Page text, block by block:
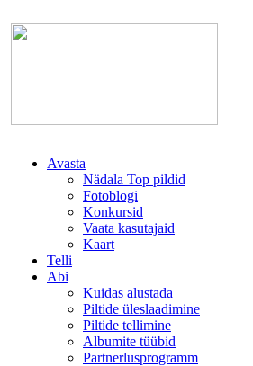
Avasta
Nädala Top pildid
Fotoblogi
Konkursid
Vaata kasutajaid
Kaart
Telli
Abi
Kuidas alustada
Piltide üleslaadimine
Piltide tellimine
Albumite tüübid
Partnerlusprogramm